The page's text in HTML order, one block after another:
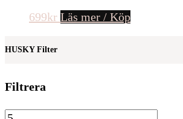
699kr Läs mer / Köp
HUSKY Filter
Filtrera